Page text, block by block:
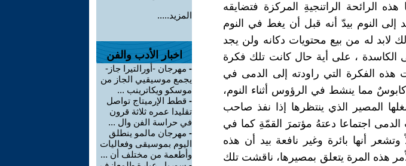
الرائحة الراتنجيةِ المركزة فتضايقه
النوم بيدّ أنه قبل أن يغط في النوم
لابد له من بيع محتويات دكانه ولن يجد
الكاسدة ، على أية حال كانت تلك فكرة
الفكرة التي راودته إلى الدمى في
مما ينشط في الرؤوس أثناء النوم،
المصير الذي ينتظرها إذا نفذ صاحب
الدمى اجتماعا دعتهُ مؤتمرَ القمّةِ كما في
أنها بائرة وغير نافعة بيد أن هذه
هذه المرة يتعلق بمصيرها، ناقشت تلك
المزيد.....
اخبار الأدب والفن
- مهرجان -أورالتيرا جاز-
يجمع موسيقيي الجاز من
موسكو ويكاترينب ...
- قطط الإرميتاج تواصل
تقليدا عمره ثلاثة قرون
في حراسة الفن وال ...
- مهرجان مالمو ينطلق
اليوم بموسيقى وفعاليات
وأطعمة من مختلف أن ...